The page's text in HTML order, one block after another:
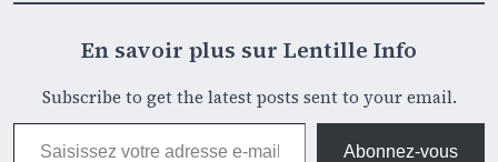
En savoir plus sur Lentille Info
Subscribe to get the latest posts sent to your email.
Saisissez votre adresse e-mail…
Abonnez-vous